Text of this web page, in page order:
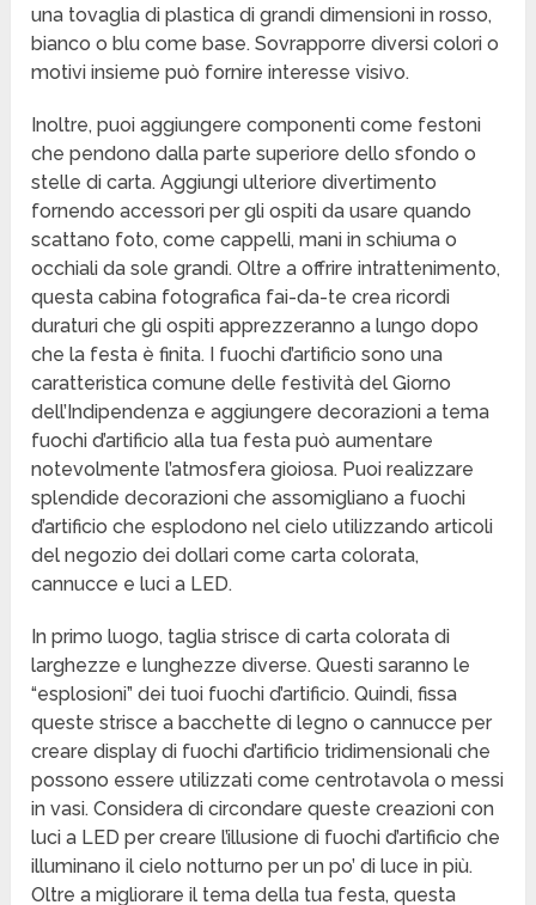
una tovaglia di plastica di grandi dimensioni in rosso,
bianco o blu come base. Sovrapporre diversi colori o
motivi insieme può fornire interesse visivo.
Inoltre, puoi aggiungere componenti come festoni
che pendono dalla parte superiore dello sfondo o
stelle di carta. Aggiungi ulteriore divertimento
fornendo accessori per gli ospiti da usare quando
scattano foto, come cappelli, mani in schiuma o
occhiali da sole grandi. Oltre a offrire intrattenimento,
questa cabina fotografica fai-da-te crea ricordi
duraturi che gli ospiti apprezzeranno a lungo dopo
che la festa è finita. I fuochi d’artificio sono una
caratteristica comune delle festività del Giorno
dell’Indipendenza e aggiungere decorazioni a tema
fuochi d’artificio alla tua festa può aumentare
notevolmente l’atmosfera gioiosa. Puoi realizzare
splendide decorazioni che assomigliano a fuochi
d’artificio che esplodono nel cielo utilizzando articoli
del negozio dei dollari come carta colorata,
cannucce e luci a LED.
In primo luogo, taglia strisce di carta colorata di
larghezze e lunghezze diverse. Questi saranno le
“esplosioni” dei tuoi fuochi d’artificio. Quindi, fissa
queste strisce a bacchette di legno o cannucce per
creare display di fuochi d’artificio tridimensionali che
possono essere utilizzati come centrotavola o messi
in vasi. Considera di circondare queste creazioni con
luci a LED per creare l’illusione di fuochi d’artificio che
illuminano il cielo notturno per un po’ di luce in più.
Oltre a migliorare il tema della tua festa, questa